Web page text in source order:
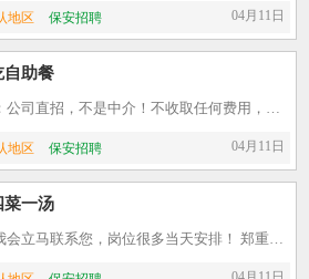
地区 保安招聘 04月11日
自助餐
工作内容：重要声明：公司直招，不是中介！不收取任何费用，有意者可来面试。 1、公司规模强大，300多个单位，无论你想找什么样的单位，都能安排合适你的岗位！ 2、当天安排吃住，没钱的队长会帮忙买吃饭
地区 保安招聘 04月11日
菜一汤
有意者直接投简历，我会立马联系您，岗位很多当天安排！ 郑重声明： 此职位直属公司内部直招，非中介机构；无任何费用，面试当天安排工作，包食宿。签订国家正式合同。因公司业务拓展，特面向社会公开。 一、